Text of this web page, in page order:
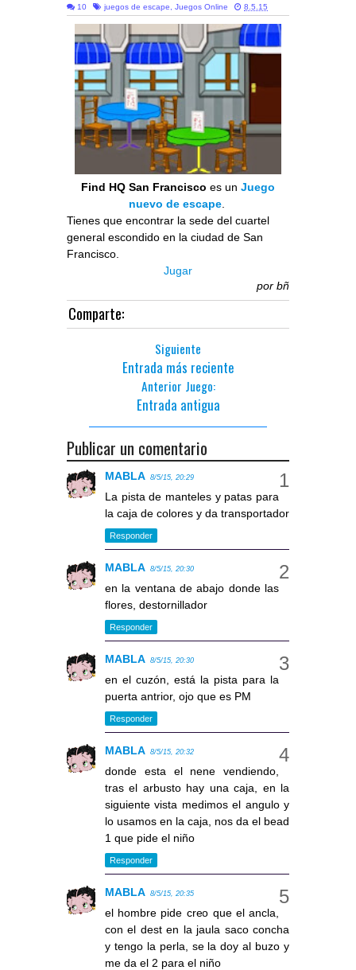
10 juegos de escape, Juegos Online 8.5.15
Find HQ San Francisco es un Juego
nuevo de escape.
Tienes que encontrar la sede del cuartel
general escondido en la ciudad de San
Francisco.
Jugar
por bñ
Comparte:
Siguiente
Entrada más reciente
Anterior Juego:
Entrada antigua
Publicar un comentario
MABLA 8/5/15, 20:29
La pista de manteles y patas para
la caja de colores y da transportador
Responder
MABLA 8/5/15, 20:30
en la ventana de abajo donde las
flores, destornillador
Responder
MABLA 8/5/15, 20:30
en el cuzón, está la pista para la
puerta antrior, ojo que es PM
Responder
MABLA 8/5/15, 20:32
donde esta el nene vendiendo,
tras el arbusto hay una caja, en la
siguiente vista medimos el angulo y
lo usamos en la caja, nos da el bead
1 que pide el niño
Responder
MABLA 8/5/15, 20:35
el hombre pide creo que el ancla,
con el dest en la jaula saco concha
y tengo la perla, se la doy al buzo y
me da el 2 para el niño